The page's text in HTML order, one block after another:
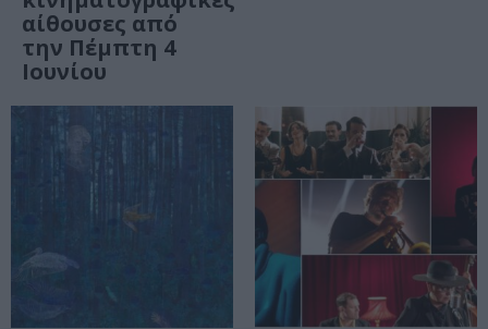
αίθουσες από
την Πέμπτη 4
Ιουνίου